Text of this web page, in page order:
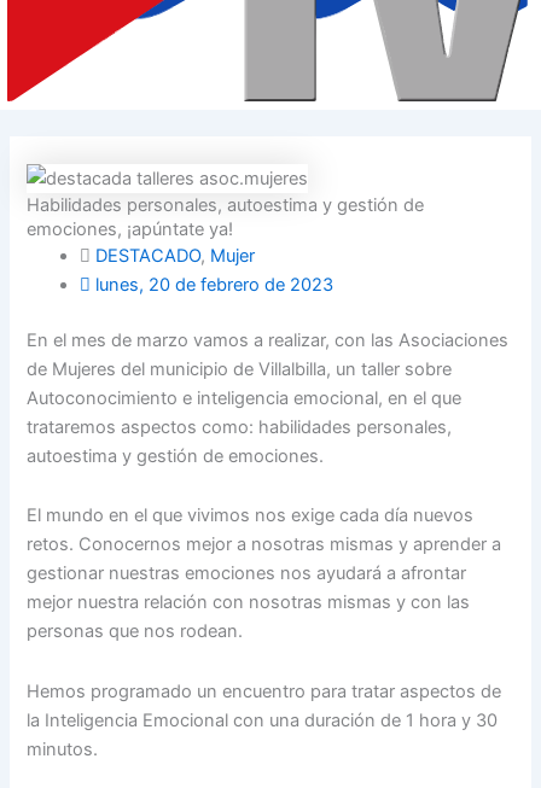
Habilidades personales, autoestima y gestión de
emociones, ¡apúntate ya!
DESTACADO, Mujer
lunes, 20 de febrero de 2023
En el mes de marzo vamos a realizar, con las Asociaciones
de Mujeres del municipio de Villalbilla, un taller sobre
Autoconocimiento e inteligencia emocional, en el que
trataremos aspectos como: habilidades personales,
autoestima y gestión de emociones.
El mundo en el que vivimos nos exige cada día nuevos
retos. Conocernos mejor a nosotras mismas y aprender a
gestionar nuestras emociones nos ayudará a afrontar
mejor nuestra relación con nosotras mismas y con las
personas que nos rodean.
Hemos programado un encuentro para tratar aspectos de
la Inteligencia Emocional con una duración de 1 hora y 30
minutos.